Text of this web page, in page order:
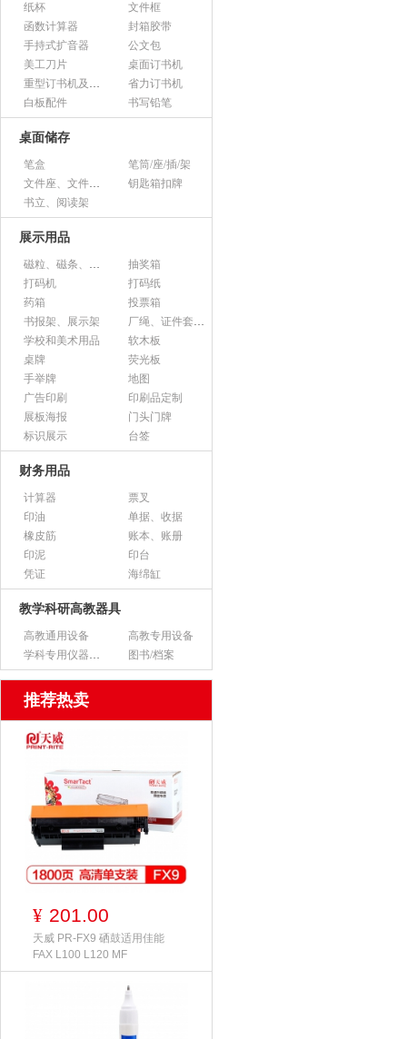
纸杯
文件框
函数计算器
封箱胶带
手持式扩音器
公文包
美工刀片
桌面订书机
重型订书机及其它
省力订书机
白板配件
书写铅笔
桌面储存
笔盒
笔筒/座/插/架
文件座、文件架、文件框
钥匙箱扣牌
书立、阅读架
展示用品
磁粒、磁条、磁片
抽奖箱
打码机
打码纸
药箱
投票箱
书报架、展示架
厂绳、证件套、卡套
学校和美术用品
软木板
桌牌
荧光板
手举牌
地图
广告印刷
印刷品定制
展板海报
门头门牌
标识展示
台签
财务用品
计算器
票叉
印油
单据、收据
橡皮筋
账本、账册
印泥
印台
凭证
海绵缸
教学科研高教器具
高教通用设备
高教专用设备
学科专用仪器设备
图书/档案
推荐热卖
¥ 201.00
天威 PR-FX9 硒鼓适用佳能
FAX L100 L120 MF